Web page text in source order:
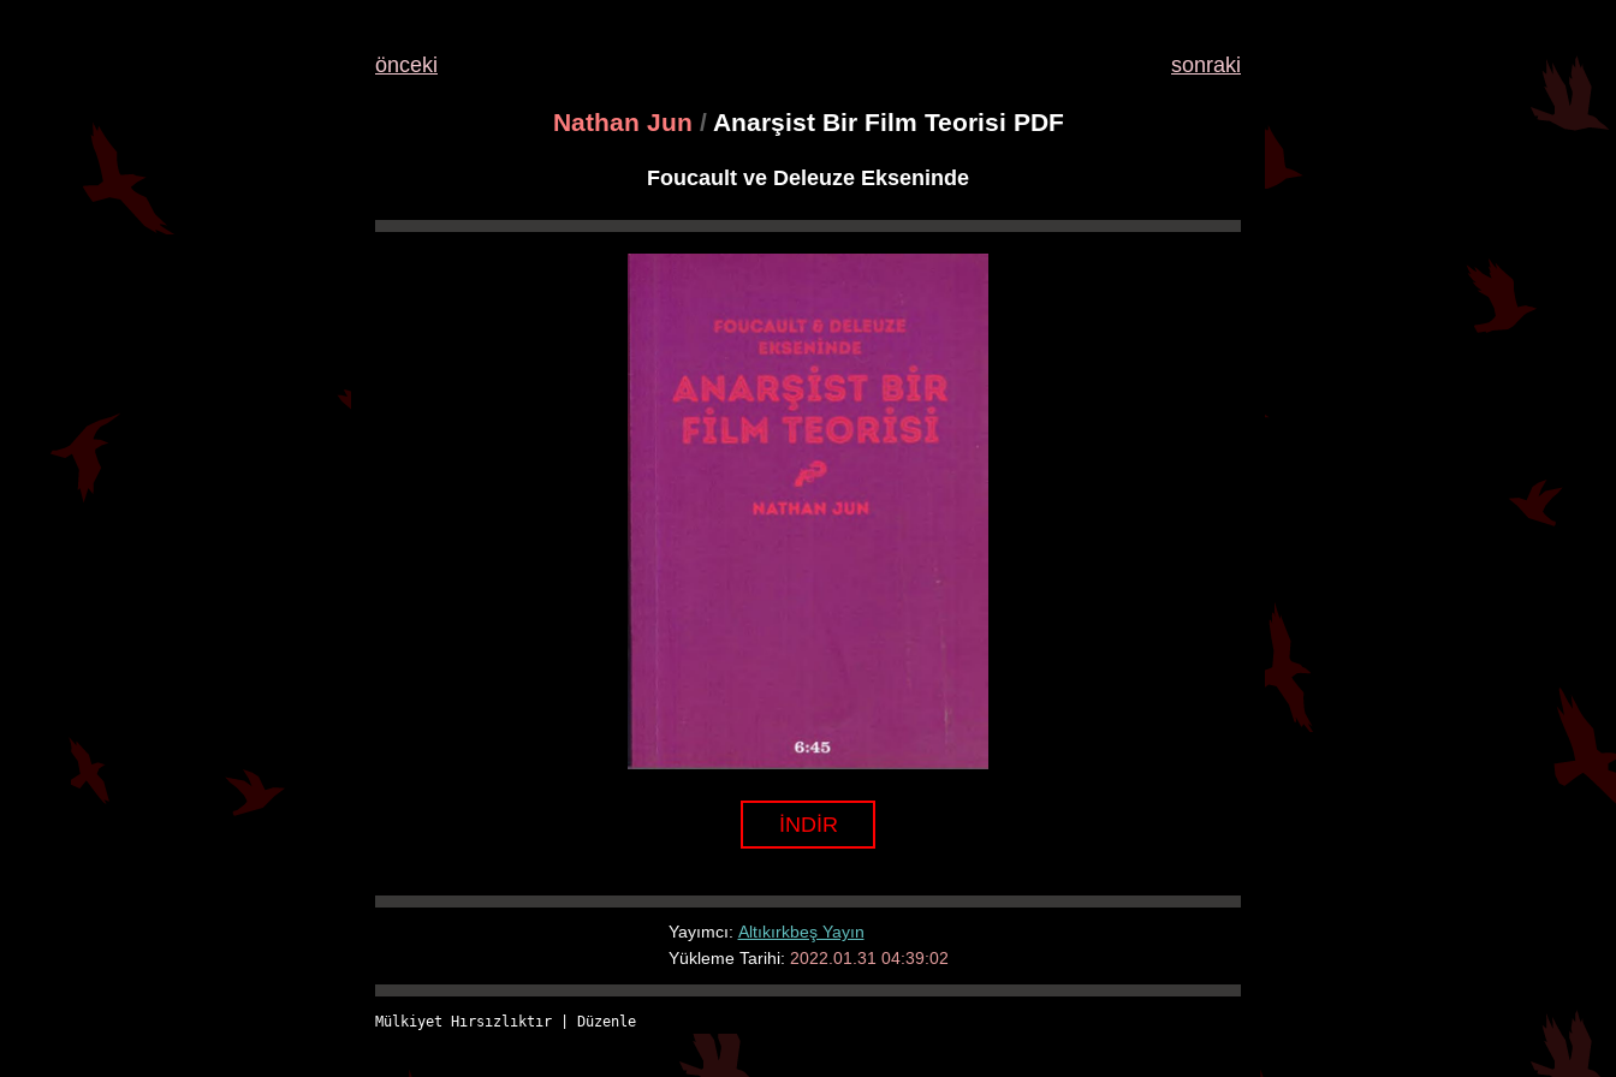
önceki sonraki
Nathan Jun /Anarşist Bir Film Teorisi PDF
Foucault ve Deleuze Ekseninde
İNDİR
Yayımcı: Altıkırkbeş Yayın
Yükleme Tarihi: 2022.01.31 04:39:02
Mülkiyet Hırsızlıktır Düzenle